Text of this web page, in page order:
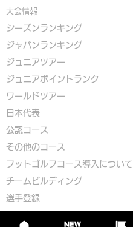
大会情報
シーズンランキング
ジャパンランキング
ジュニアツアー
ジュニアポイントランク
​ワールドツアー
​​日本代表
公認コース
​その他のコース
​ フットゴルフコース導入について
​チームビルディング
選手登録​